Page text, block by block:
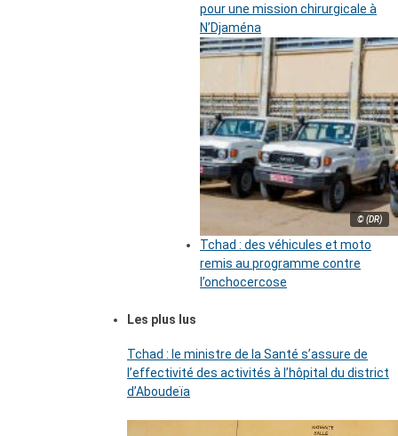
pour une mission chirurgicale à
N’Djaména
© (DR)
Tchad : des véhicules et moto
remis au programme contre
l’onchocercose
Les plus lus
Tchad : le ministre de la Santé s’assure de
l’effectivité des activités à l’hôpital du district
d’Aboudeïa